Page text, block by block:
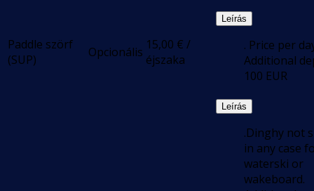
Paddle szörf
(SUP)
Opcionális 15,00 € /
éjszaka
Leírás
. Price per
Additional
100 EUR
Leírás
.Dinghy not
in any case
waterski or
wakeboard.